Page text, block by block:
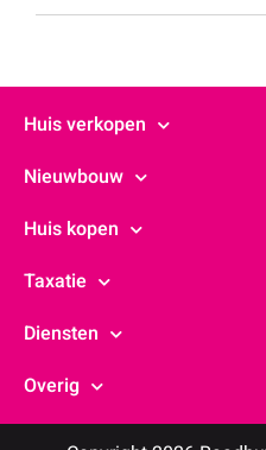
Huis verkopen
Nieuwbouw
Huis kopen
Taxatie
Diensten
Overig